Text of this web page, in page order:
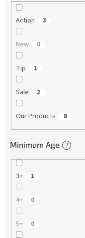
Action 3
New 0
Tip 1
Sale 2
Our Products 8
Minimum Age ?
3+ 1
4+ 0
5+ 0